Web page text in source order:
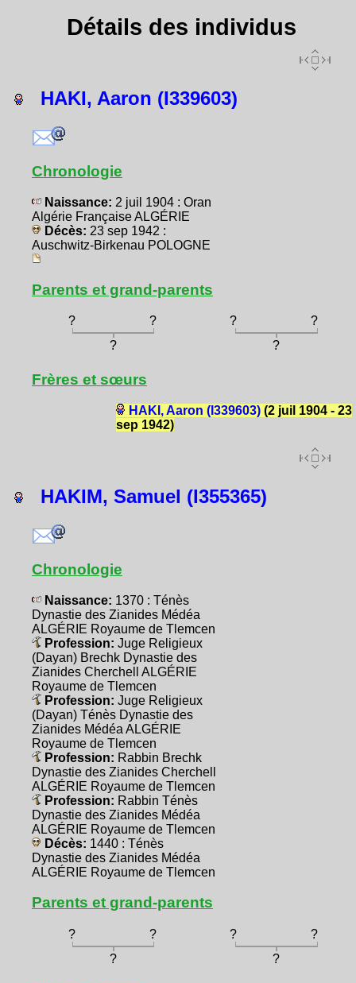
Détails des individus
HAKI, Aaron (I339603)
Chronologie
Naissance: 2 juil 1904 : Oran
Algérie Française ALGÉRIE
Décès: 23 sep 1942 :
Auschwitz-Birkenau POLOGNE
Parents et grand-parents
? ? ?
?
?
?
Frères et sœurs
HAKI, Aaron (I339603)(2 juil 1904 - 23
sep 1942)
HAKIM, Samuel (I355365)
Chronologie
Naissance: 1370 : Ténès
Dynastie des Zianides Médéa
ALGÉRIE Royaume de Tlemcen
Profession: Juge Religieux
(Dayan) Brechk Dynastie des
Zianides Cherchell ALGÉRIE
Royaume de Tlemcen
Profession: Juge Religieux
(Dayan) Ténès Dynastie des
Zianides Médéa ALGÉRIE
Royaume de Tlemcen
Profession: Rabbin Brechk
Dynastie des Zianides Cherchell
ALGÉRIE Royaume de Tlemcen
Profession: Rabbin Ténès
Dynastie des Zianides Médéa
ALGÉRIE Royaume de Tlemcen
Décès: 1440 : Ténès
Dynastie des Zianides Médéa
ALGÉRIE Royaume de Tlemcen
Parents et grand-parents
? ? ?
?
?
?